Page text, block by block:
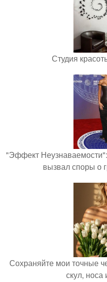
Студия
"Эффект
вызвал споры о
Сохраняйте мои точные
скул, носа